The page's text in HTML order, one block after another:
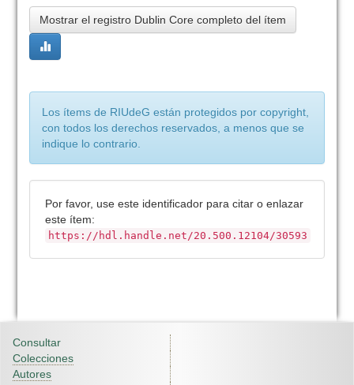
Mostrar el registro Dublin Core completo del ítem
Los ítems de RIUdeG están protegidos por copyright,
con todos los derechos reservados, a menos que se
indique lo contrario.
Por favor, use este identificador para citar o enlazar
este ítem:
https://hdl.handle.net/20.500.12104/30593
Consultar
Colecciones
Autores